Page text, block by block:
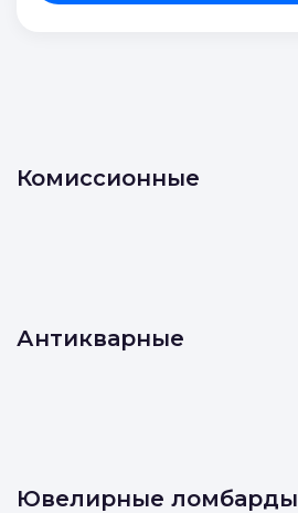
Комиссионные
Антикварные
Ювелирные ломбарды